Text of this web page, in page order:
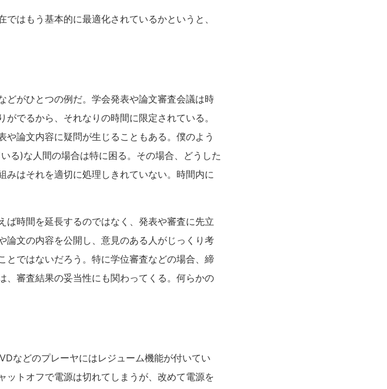
はもう基本的に最適化されているかというと、
どがひとつの例だ。学会発表や論文審査会議は時
でるから、それなりの時間に限定されている。
論文内容に疑問が生じることもある。僕のよう
る)な人間の場合は特に困る。その場合、どうした
みはそれを適切に処理しきれていない。時間内に
ば時間を延長するのではなく、発表や審査に先立
論文の内容を公開し、意見のある人がじっくり考
とではないだろう。特に学位審査などの場合、締
、審査結果の妥当性にも関わってくる。何らかの
などのプレーヤにはレジューム機能が付いてい
ットオフで電源は切れてしまうが、改めて電源を